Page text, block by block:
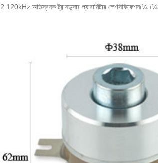
2.120kHz অতিস্বনক ট্রান্সডুসার প্যারামিটার স্পেসিফিকেশনï¼ ï¼